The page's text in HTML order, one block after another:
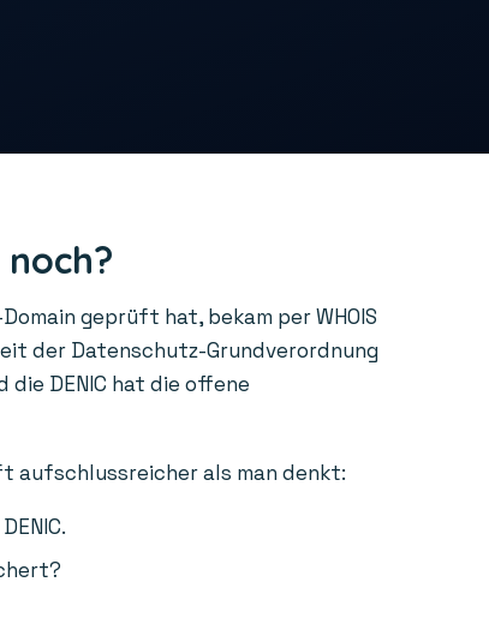
geprüft hat, bekam per WHOIS
der Datenschutz-Grundverordnung
DENIC hat die offene
aufschlussreicher als man denkt: